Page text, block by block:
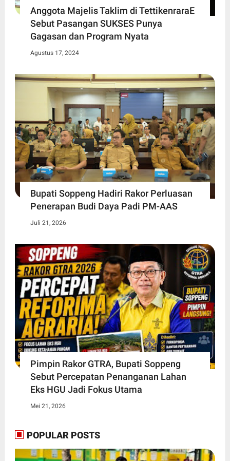
Anggota Majelis Taklim di TettikenraraE
Sebut Pasangan SUKSES Punya
Gagasan dan Program Nyata
Agustus 17, 2024
Bupati Soppeng Hadiri Rakor Perluasan
Penerapan Budi Daya Padi PM-AAS
Juli 21, 2026
Pimpin Rakor GTRA, Bupati Soppeng
Sebut Percepatan Penanganan Lahan
Eks HGU Jadi Fokus Utama
Mei 21, 2026
POPULAR POSTS